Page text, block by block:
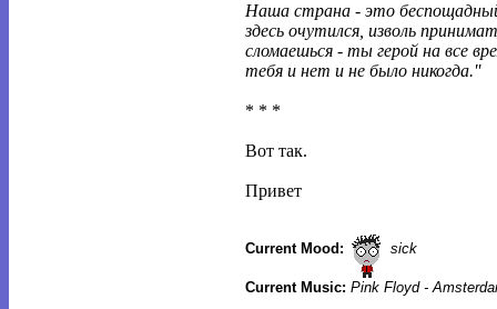
Наша страна - это
здесь очутился, изволь
сломаешься - ты герой на все
тебя и нет и не было никогда.''
* * *
Вот так.
Привет
Current Mood: sick
Current Music: Pink Floyd -